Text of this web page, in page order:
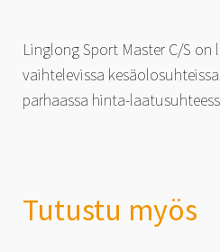
Linglong Sport Master C/S
vaihtelevissa
parhaassa hinta-
Tutustu myös